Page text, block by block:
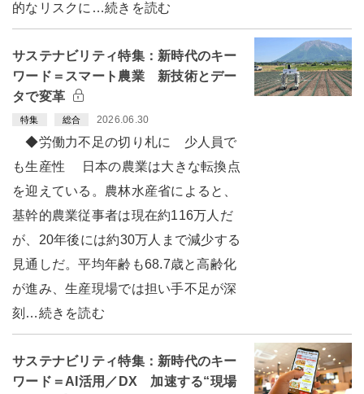
的なリスクに…続きを読む
サステナビリティ特集：新時代のキー
ワード＝スマート農業 新技術とデー
タで変革
特集 総合 2026.06.30
◆労働力不足の切り札に 少人員で
も生産性 日本の農業は大きな転換点
を迎えている。農林水産省によると、
基幹的農業従事者は現在約116万人だ
が、20年後には約30万人まで減少する
見通しだ。平均年齢も68.7歳と高齢化
が進み、生産現場では担い手不足が深
刻…続きを読む
サステナビリティ特集：新時代のキー
ワード＝AI活用／DX 加速する“現場